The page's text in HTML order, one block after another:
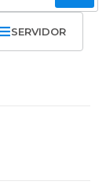
SERVIDOR